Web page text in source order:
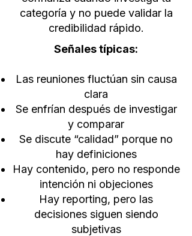
categoría y no puede validar la
credibilidad rápido.
Señales típicas:
Las reuniones fluctúan sin causa
clara
Se enfrían después de investigar
y comparar
Se discute “calidad” porque no
hay definiciones
Hay contenido, pero no responde
intención ni objeciones
Hay reporting, pero las
decisiones siguen siendo
subjetivas